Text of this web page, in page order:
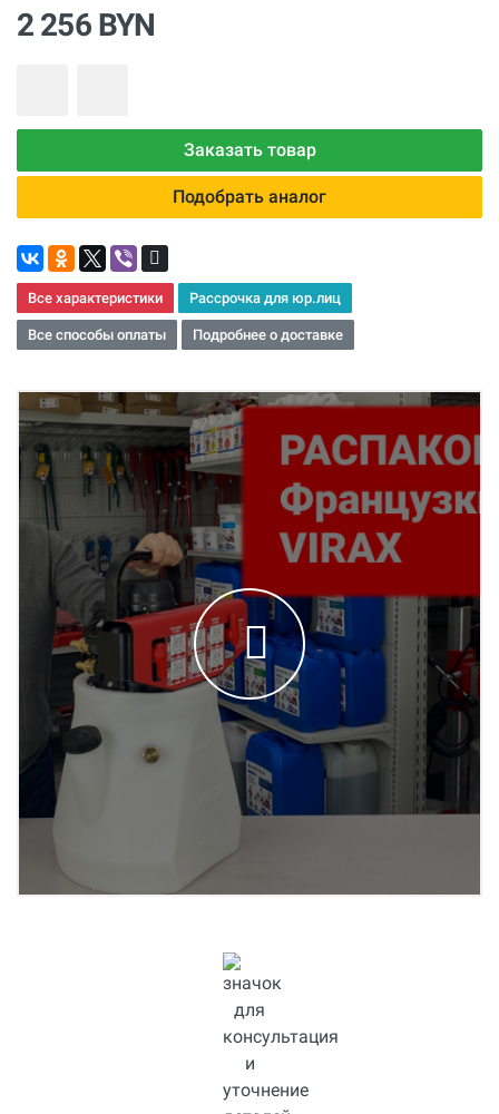
2 256 BYN
Заказать товар
Подобрать аналог
Все характеристики Рассрочка для юр.лиц
Все способы оплаты Подробнее о доставке